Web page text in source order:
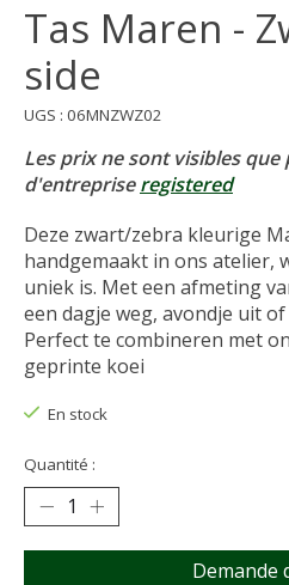
Tas Maren -
side
UGS : 06MNZWZ02
Les prix ne sont visibles
d'entrepriseregistered
Deze zwart/zebra kleurige
handgemaakt in ons atelier,
uniek is. Met een afmeting
een dagje weg, avondje uit
Perfect te combineren met
geprinte koei
En stock
Quantité :
Demande